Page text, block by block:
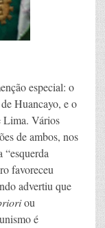
especial: o
Huancayo, e o
Lima. Vários
de ambos, nos
“esquerda
favoreceu
advertiu que
ou
é